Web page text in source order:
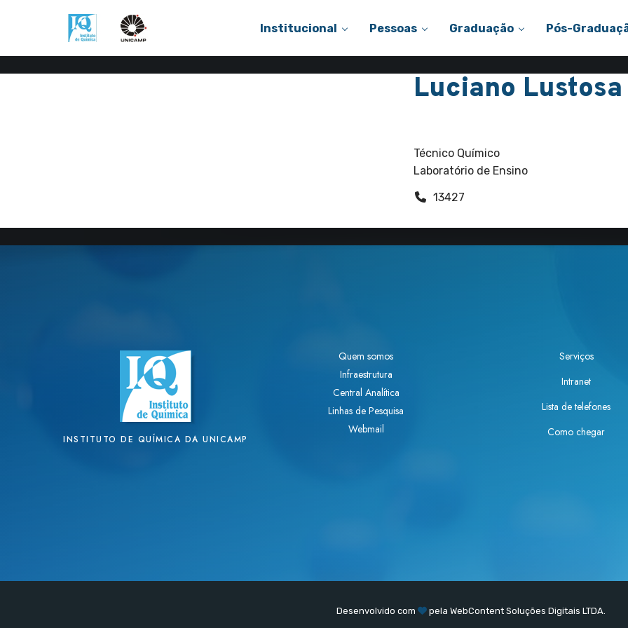
Institucional Pessoas Graduação Pós-
Luciano
Técnico Químico
Laboratório de Ensino
13427
INSTITUTO DE QUÍMICA DA UNICAMP
Quem somos
Infraestrutura
Central Analítica
Linhas de Pesquisa
Webmail
Serviços
Intranet
Lista de telefones
Como chegar
Desenvolvido com pela WebContent Soluções Digitais LTDA.